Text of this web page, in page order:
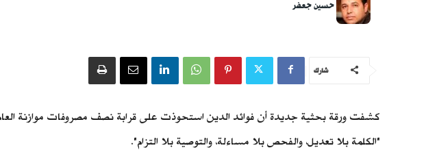
حسين جعفر
شارك
"الكلمة بلا تعديل، والفحص بلا مساءلة، والتوصية بلا التزام".